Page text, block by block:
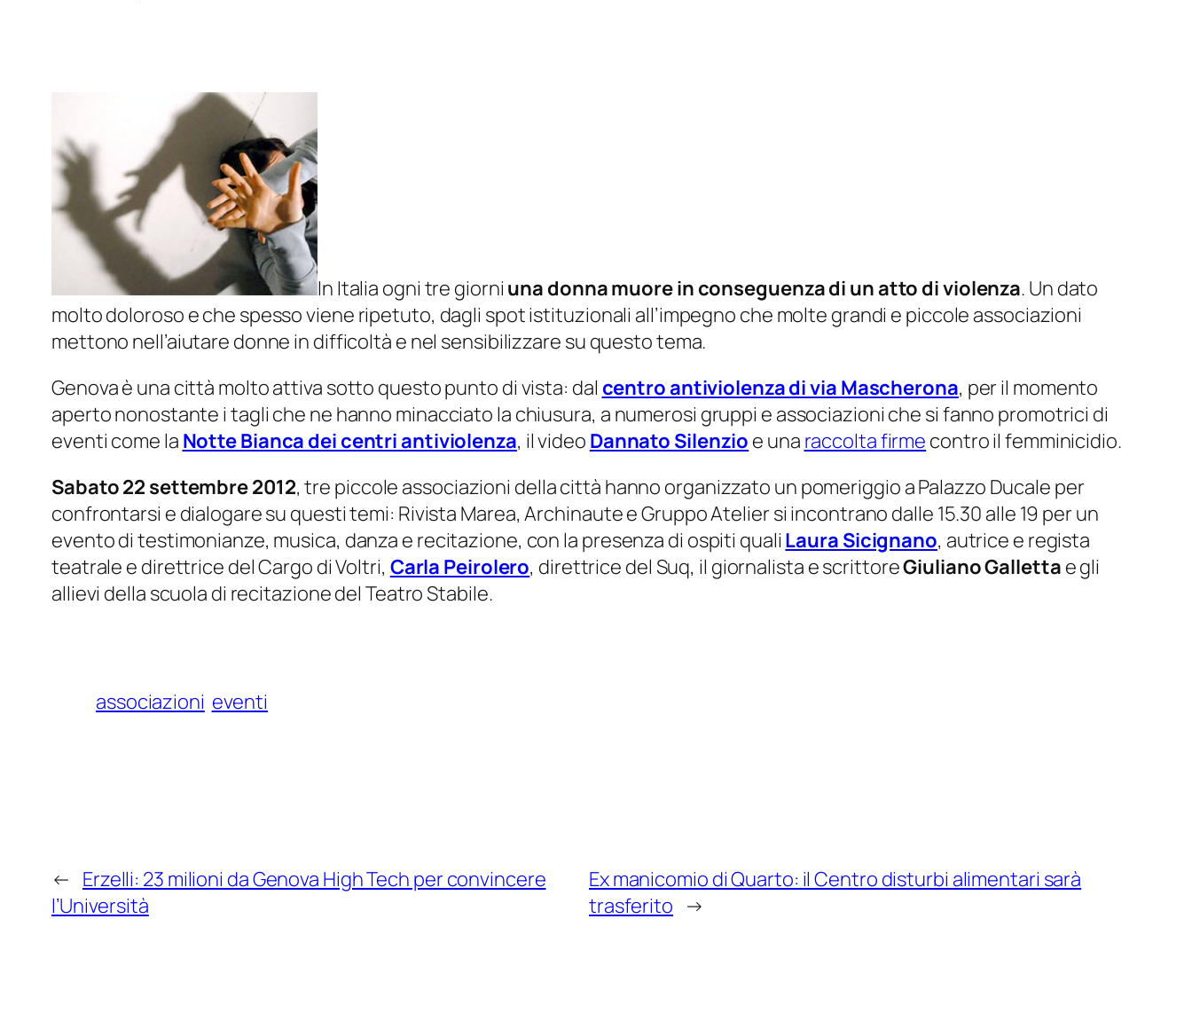
In Italia ogni tre giorni una donna muore in conseguenza di un atto di violenza. Un dato
molto doloroso e che spesso viene ripetuto, dagli spot istituzionali all’impegno che molte grandi e piccole associazioni
mettono nell’aiutare donne in difficoltà e nel sensibilizzare su questo tema.
Genova è una città molto attiva sotto questo punto di vista: dal centro antiviolenza di via Mascherona, per il momento
aperto nonostante i tagli che ne hanno minacciato la chiusura, a numerosi gruppi e associazioni che si fanno promotrici di
eventi come la Notte Bianca dei centri antiviolenza, il video Dannato Silenzio e una raccolta firme contro il femminicidio.
Sabato 22 settembre 2012, tre piccole associazioni della città hanno organizzato un pomeriggio a Palazzo Ducale per
confrontarsi e dialogare su questi temi: Rivista Marea, Archinaute e Gruppo Atelier si incontrano dalle 15.30 alle 19 per un
evento di testimonianze, musica, danza e recitazione, con la presenza di ospiti quali Laura Sicignano, autrice e regista
teatrale e direttrice del Cargo di Voltri, Carla Peirolero, direttrice del Suq, il giornalista e scrittoreGiuliano Galletta e gli
allievi della scuola di recitazione del Teatro Stabile.
associazioni eventi
← Erzelli: 23 milioni da Genova High Tech per convincere
l’Università
Ex manicomio di Quarto: il Centro disturbi alimentari sarà
trasferito →